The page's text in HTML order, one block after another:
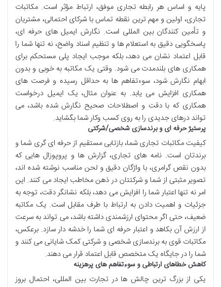
پایه و اساس هر رابطه تجاری موفق، ارتباط مؤثر است. مکاتبات
تجاری، اولین و مهم ترین نقطه تماس با شرکای احتمالی، مشتریان
و تأمین کنندگان بین المللی است. نگارش ایمیل های حرفه ای،
پاسخگویی دقیق به استعلام ها و تنظیم اسناد واضح، نه تنها شما را
قابل اعتماد نشان می دهد، بلکه موجب ایجاد پلی مستحکم برای
همکاری های بلندمدت می شود. وقتی یک مکاتبه به خوبی و بدون
ابهام نگارش شود، سوءتفاهم ها به حداقل رسیده و فرصت های
همکاری افزایش می یابد. به عنوان مثال، یک ایمیل درخواست
همکاری که با دقت و اصطلاحات صحیح نگارش شده باشد، می
تواند درهای جدیدی را به روی کسب وکار شما بگشاید.
پرستیژ حرفه ای و برندسازی شخصی/شرکتی
کیفیت مکاتبات تجاری شما، بازتابی مستقیم از حرفه ای گری شما و
برندتان است. نامه های تجاری، گزارش ها و پروپوزال هایی که
بدون نقص گرامری، با واژگان دقیق و لحن مناسب نوشته شده اند،
تصویر مثبتی از شما و شرکتتان در ذهن مخاطب ایجاد می کنند. این
امر نه تنها اعتبار شما را افزایش می دهد، بلکه نشانگر دقت، توجه به
جزئیات و اهمیت دادن به ارتباط با طرف مقابل است. یک مکاتبه
ضعیف، حتی اگر محتوای ارزشمندی داشته باشد، می تواند به سرعت
از ارزش آن بکاهد و اعتبار حرفه ای شما را خدشه دار سازد. برعکس،
مکاتبات قوی به برندسازی شخصی و شرکتی کمک شایانی می کنند و
شما را در جایگاه یک متخصص قابل اعتماد قرار می دهند.
کاهش خطاهای ارتباطی و سوءتفاهم های پرهزینه
یکی از بزرگ ترین چالش ها در تجارت بین المللی، احتمال بروز